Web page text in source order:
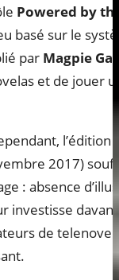
Powered by
basé sur le
par Magpie
et de jouer
l’édition
2017)
: absence
investisse
de